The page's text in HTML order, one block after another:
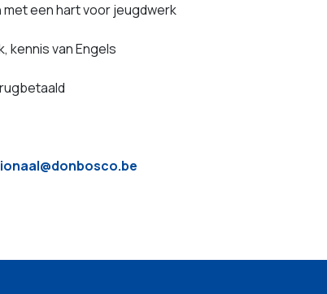
een hart voor jeugdwerk
kennis van Engels